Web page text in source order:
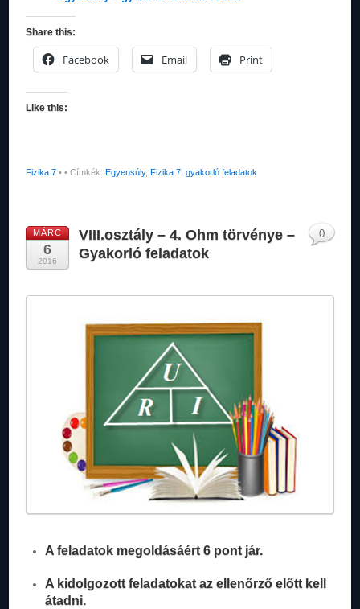
Share this:
Facebook Email Print
Like this:
Fizika 7 • • Címkék: Egyensúly, Fizika 7 ,gyakorló feladatok
MÁRC
6
2016
VIII.osztály – 4. Ohm törvénye –
Gyakorló feladatok
A feladatok megoldásáért 6 pont jár.
A kidolgozott feladatokat az ellenőrző előtt kell
átadni.
0